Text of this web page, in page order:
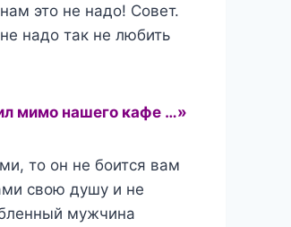
это не надо! Совет.
надо так не любить
мимо нашего кафе …»
то он не боится вам
свою душу и не
мужчина